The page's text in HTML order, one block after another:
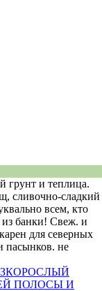
грунт и теплица.
сливочно-сладкий
всем, кто
из банки! Свеж. и
для северных
пасынков. не
ПОЛОСЫ И